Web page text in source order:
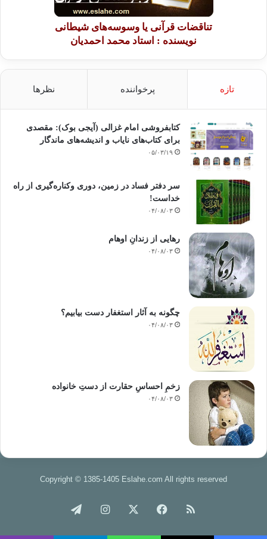
تناقضات قرآنی یا وسوسه‌های شیطانی
نویسنده : استاد محمد احمدیان
تازه پرخواننده نظرها
کتابفروشی امام غزالی (آیجی بوک): مقصدی
برای کتاب‌های نایاب و اندیشه‌های ماندگار
۰۵/۰۳/۱۹
سر دفتر فساد در زمین‌، دوری وکناره‌گیری از راه
خداست‌!
۰۴/۰۸/۰۳
رهایی از زندانِ اوهام
۰۴/۰۸/۰۳
چگونه به آثار استغفار دست بیابیم؟
۰۴/۰۸/۰۳
زخمِ احساسِ حقارت از دستِ خانواده
۰۴/۰۸/۰۳
Copyright © 1385-1405 Eslahe.com All rights reserved
خوراک فیس اینستاگرام